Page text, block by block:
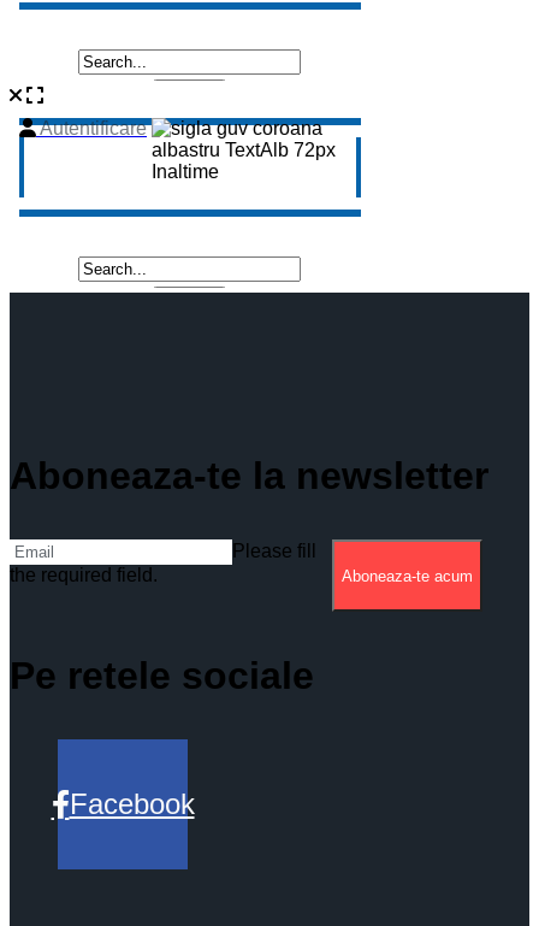
Aboneaza-te la newsletter
Please fill
the required field.
Aboneaza-te acum
Pe retele sociale
Facebook